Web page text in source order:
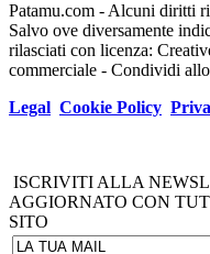
Patamu.com - Alcuni diritti
Salvo ove diversamente
rilasciati con licenza:
commerciale - Condividi
Legal Cookie Policy
ISCRIVITI ALLA
AGGIORNATO CON
SITO